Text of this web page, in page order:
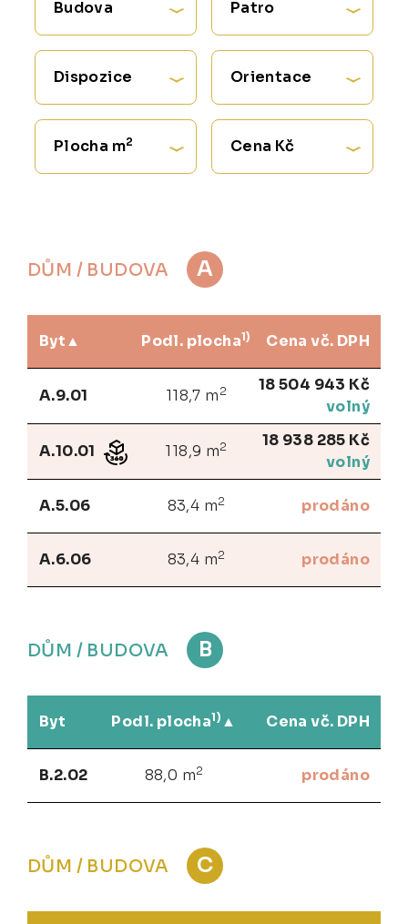
Budova Patro
Dispozice Orientace
Plocha m2 Cena Kč
DŮM / BUDOVA A
Byt Podl. plocha1) Cena vč. DPH
A.9.01 118,7 m 2
18 504 943 Kč
volný
A.10.01 118,9 m2
18 938 285 Kč
volný
A.5.06 83,4 m2 prodáno
A.6.06 83,4 m2 prodáno
DŮM / BUDOVA B
Byt Podl. plocha1) Cena vč. DPH
B.2.02 88,0 m2 prodáno
DŮM / BUDOVA C